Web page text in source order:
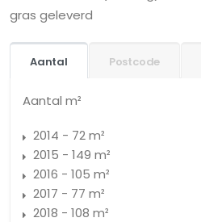
gras geleverd
Aantal Postcode
Aantal m²
2014 - 72 m²
2015 - 149 m²
2016 - 105 m²
2017 - 77 m²
2018 - 108 m²